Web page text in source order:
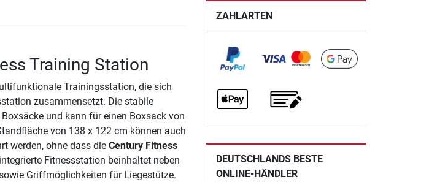
Training Station
Trainingsstation, die sich
zusammensetzt. Die stabile
und kann für einen Boxsack von
von 138 x 122 cm können auch
werden, ohne dass die Century Fitness
Fitnessstation beinhaltet neben
Griffmöglichkeiten für Liegestütze.
ZAHLARTEN
DEUTSCHLANDS BESTE
ONLINE-HÄNDLER